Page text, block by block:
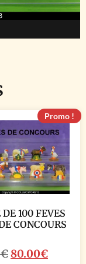
Promo !
100 FEVES
CONCOURS
€80.00€